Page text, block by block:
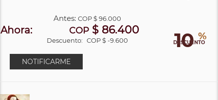
10 %
DESCUENTO
Antes: COP$ 96.000
Ahora: COP $ 86.400
Descuento: COP $ -9.600
NOTIFICARME